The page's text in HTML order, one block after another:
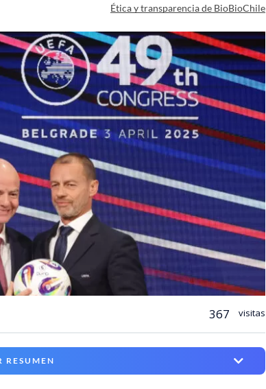
Ética y transparencia de BioBioChile
367 visitas
RESUMEN